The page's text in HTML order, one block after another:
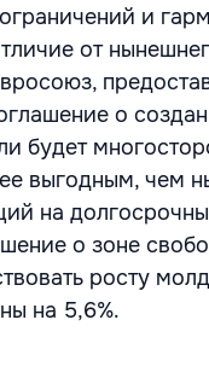
и
от
о
будет
выгодным, чем
на
о зоне
росту
на 5,6%.